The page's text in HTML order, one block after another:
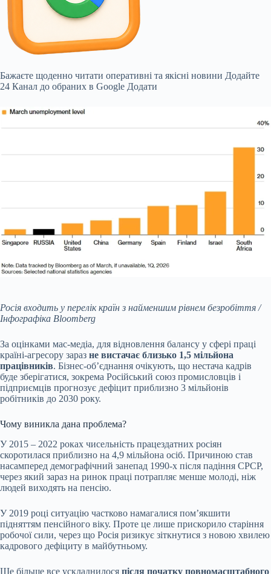
Бажаєте щоденно читати оперативні та якісні новини Додайте
24 Канал до обраних в Google Додати
Росія входить у перелік країн з найменшим рівнем безробіття /
Інфографіка Bloomberg
За оцінками мас-медіа, для відновлення балансу у сфері праці
країні-агресору зараз не вистачає близько 1,5 мільйона
працівників. Бізнес-об’єднання очікують, що нестача кадрів
буде зберігатися, зокрема Російський союз промисловців і
підприємців прогнозує дефіцит приблизно 3 мільйонів
робітників до 2030 року.
Чому виникла дана проблема?
У 2015 – 2022 роках чисельність працездатних росіян
скоротилася приблизно на 4,9 мільйона осіб. Причиною став
насамперед демографічний занепад 1990-х після падіння СРСР,
через який зараз на ринок праці потрапляє менше молоді, ніж
людей виходять на пенсію.
У 2019 році ситуацію частково намагалися пом’якшити
підняттям пенсійного віку. Проте це лише прискорило старіння
робочої сили, через що Росія ризикує зіткнутися з новою хвилею
кадрового дефіциту в майбутньому.
Ще більше все ускладнилося після початку повномасштабного